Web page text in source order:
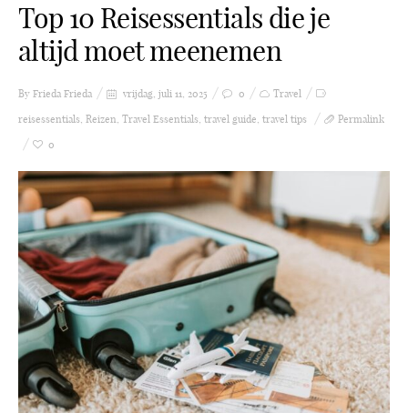
Top 10 Reisessentials die je
altijd moet meenemen
By Frieda Frieda vrijdag, juli 11, 2025 0
Travel
reisessentials, Reizen, Travel Essentials, travel guide, travel tips
Permalink
0